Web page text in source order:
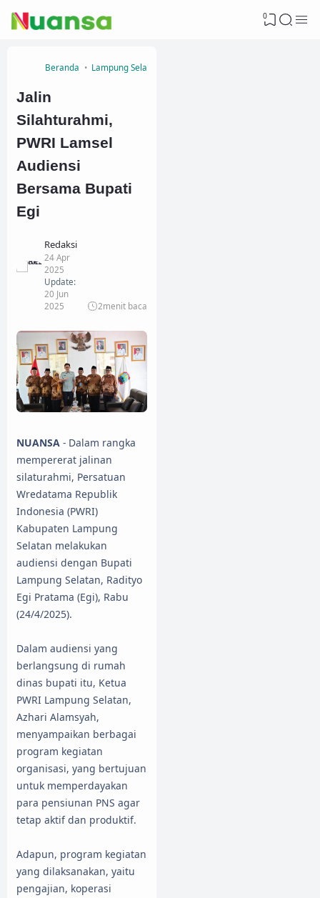
0
Beranda Lampung Selatan
Jalin
Silahturahmi,
PWRI Lamsel
Audiensi
Bersama Bupati
Egi
Redaksi
24 Apr
2025
Update:
20 Jun
2025
2menit baca
NUANSA - Dalam rangka
mempererat jalinan
silaturahmi, Persatuan
Wredatama Republik
Indonesia (PWRI)
Kabupaten Lampung
Selatan melakukan
audiensi dengan Bupati
Lampung Selatan, Radityo
Egi Pratama (Egi), Rabu
(24/4/2025).
Dalam audiensi yang
berlangsung di rumah
dinas bupati itu, Ketua
PWRI Lampung Selatan,
Azhari Alamsyah,
menyampaikan berbagai
program kegiatan
organisasi, yang bertujuan
untuk memperdayakan
para pensiunan PNS agar
tetap aktif dan produktif.
Adapun, program kegiatan
yang dilaksanakan, yaitu
pengajian, koperasi